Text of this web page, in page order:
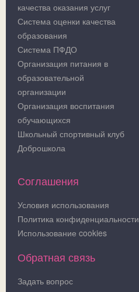
качества оказания услуг
Система оценки качества
образования
Система ПФДО
Организация питания в
образовательной
организации
Организация воспитания
обучающихся
Школьный спортивный клуб
Доброшкола
Соглашения
Условия использования
Политика конфиденциальности
Использование cookies
Обратная связь
Задать вопрос